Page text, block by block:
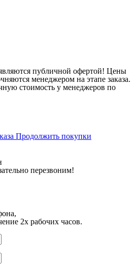
публичной офертой! Цены
менеджером на этапе заказа.
стоимость у менеджеров по
Продолжить покупки
перезвоним!
2х рабочих часов.